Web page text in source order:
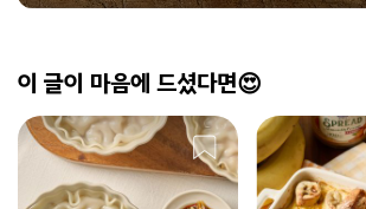
이 글이 마음에 드셨다면😍